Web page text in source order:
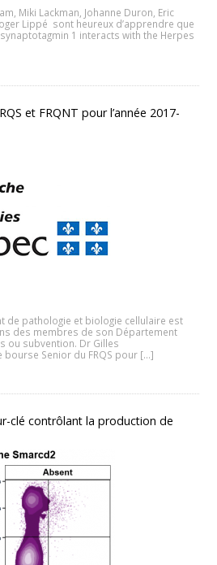
Miki Lackman, Johanne Duron, Eric
Lippé sont heureux d’apprendre que
1 interacts with the Herpes
et FRQNT pour l’année 2017-
de pathologie et biologie cellulaire est
des membres de son Département
ou subvention. Dr Gilles
bourse Senior du FRQS pour […]
clé contrôlant la production de